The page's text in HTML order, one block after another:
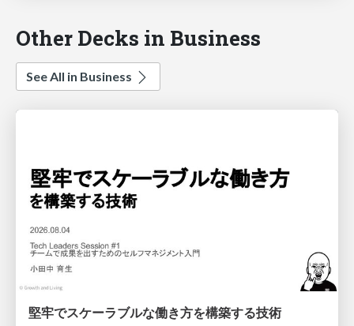
Other Decks in Business
See All in Business
堅牢でスケーラブルな働き方を構築する技術